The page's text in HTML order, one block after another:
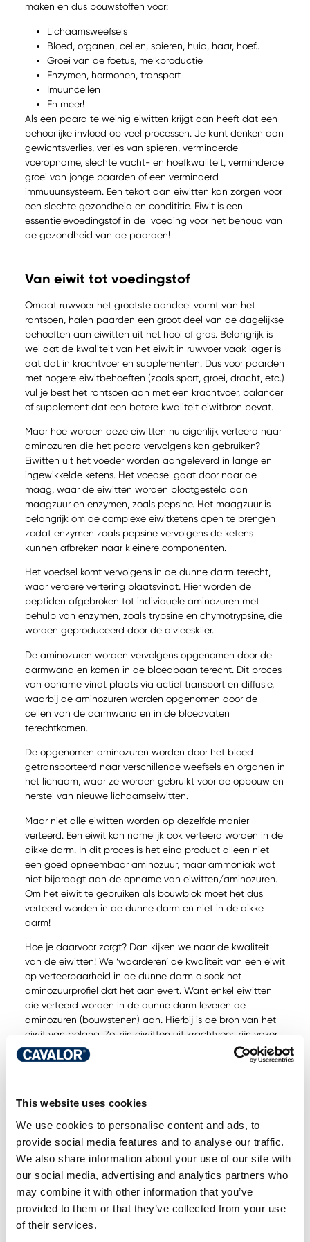
This website uses cookies
We use cookies to personalise content and ads, to
provide social media features and to analyse our traffic.
We also share information about your use of our site with
our social media, advertising and analytics partners who
may combine it with other information that you’ve
provided to them or that they’ve collected from your use
of their services.
maken en dus bouwstoffen voor:
Lichaamsweefsels
Bloed, organen, cellen, spieren, huid, haar, hoef..
Groei van de foetus, melkproductie
Enzymen, hormonen, transport
Imuuncellen
En meer!
Als een paard te weinig eiwitten krijgt dan heeft dat een
behoorlijke invloed op veel processen. Je kunt denken aan
gewichtsverlies, verlies van spieren, verminderde
voeropname, slechte vacht- en hoefkwaliteit, verminderde
groei van jonge paarden of een verminderd
immuuunsysteem. Een tekort aan eiwitten kan zorgen voor
een slechte gezondheid en condititie. Eiwit is een
essentielevoedingstof in de voeding voor het behoud van
de gezondheid van de paarden!
Van eiwit tot voedingstof
Omdat ruwvoer het grootste aandeel vormt van het
rantsoen, halen paarden een groot deel van de dagelijkse
behoeften aan eiwitten uit het hooi of gras. Belangrijk is
wel dat de kwaliteit van het eiwit in ruwvoer vaak lager is
dat dat in krachtvoer en supplementen. Dus voor paarden
met hogere eiwitbehoeften (zoals sport, groei, dracht, etc.)
vul je best het rantsoen aan met een krachtvoer, balancer
of supplement dat een betere kwaliteit eiwitbron bevat.
Maar hoe worden deze eiwitten nu eigenlijk verteerd naar
aminozuren die het paard vervolgens kan gebruiken?
Eiwitten uit het voeder worden aangeleverd in lange en
ingewikkelde ketens. Het voedsel gaat door naar de
maag, waar de eiwitten worden blootgesteld aan
maagzuur en enzymen, zoals pepsine. Het maagzuur is
belangrijk om de complexe eiwitketens open te brengen
zodat enzymen zoals pepsine vervolgens de ketens
kunnen afbreken naar kleinere componenten.
Het voedsel komt vervolgens in de dunne darm terecht,
waar verdere vertering plaatsvindt. Hier worden de
peptiden afgebroken tot individuele aminozuren met
behulp van enzymen, zoals trypsine en chymotrypsine, die
worden geproduceerd door de alvleesklier.
De aminozuren worden vervolgens opgenomen door de
darmwand en komen in de bloedbaan terecht. Dit proces
van opname vindt plaats via actief transport en diffusie,
waarbij de aminozuren worden opgenomen door de
cellen van de darmwand en in de bloedvaten
terechtkomen.
De opgenomen aminozuren worden door het bloed
getransporteerd naar verschillende weefsels en organen in
het lichaam, waar ze worden gebruikt voor de opbouw en
herstel van nieuwe lichaamseiwitten.
Maar niet alle eiwitten worden op dezelfde manier
verteerd. Een eiwit kan namelijk ook verteerd worden in de
dikke darm. In dit proces is het eind product alleen niet
een goed opneembaar aminozuur, maar ammoniak wat
niet bijdraagt aan de opname van eiwitten/aminozuren.
Om het eiwit te gebruiken als bouwblok moet het dus
verteerd worden in de dunne darm en niet in de dikke
darm!
Hoe je daarvoor zorgt? Dan kijken we naar de kwaliteit
van de eiwitten! We ‘waarderen’ de kwaliteit van een eiwit
op verteerbaarheid in de dunne darm alsook het
aminozuurprofiel dat het aanlevert. Want enkel eiwitten
die verteerd worden in de dunne darm leveren de
aminozuren (bouwstenen) aan. Hierbij is de bron van het
eiwit van belang. Zo zijn eiwitten uit krachtvoer zijn vaker
makkelijker te verteren voor een paard dan eiwitten uit
ruwvoer. Het aminozuurprofiel daarentegen bepaalt welke
aminozuren er aangeleverd worden. aminozuurprofiel .
rantsoen op het paardeneigen aminozuurprofiel lijkt, des
te beter het paard ervan kan profiteren.
Om te onthouden:
Eiwit is de meest aanwezige voedingsstof in het
Elk weefsel en elke cel in het lichaam bevat eiwit
Een tekort aan eiwit heeft ernstige gevolgen voor de